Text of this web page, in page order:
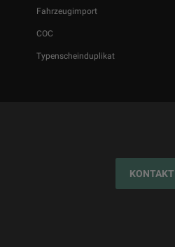
Fahrzeugimport
COC
Typenscheinduplikat
KONTAKT